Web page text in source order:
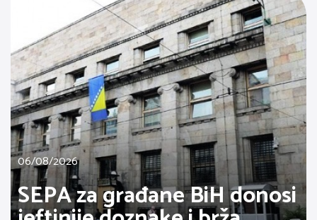
06/08/2026
SEPA za građane BiH donosi